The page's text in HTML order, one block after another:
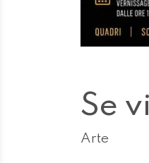
Se
Arte